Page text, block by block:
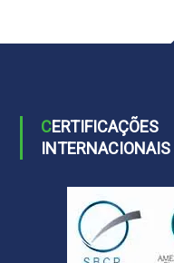
CERTIFICAÇÕES NACIONAIS E
INTERNACIONAIS